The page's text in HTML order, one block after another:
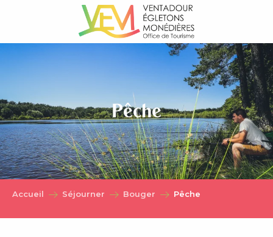
principal
Pêche
Accueil Séjourner Bouger Pêche